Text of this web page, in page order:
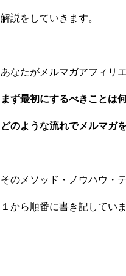
解説をしていきます。
あなたがメルマガアフィリ
まず最初にするべきことは
どのような流れでメルマガ
そのメソッド・ノウハウ・
１から順番に書き記していま